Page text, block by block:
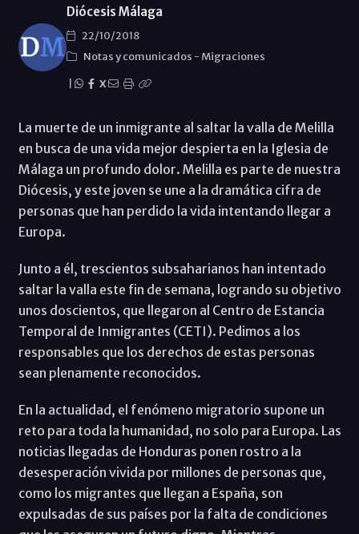
Diócesis Málaga
22/10/2018
Notas y comunicados - Migraciones
X
La muerte de un inmigrante al saltar la valla de Melilla
en busca de una vida mejor despierta en la Iglesia de
Málaga un profundo dolor. Melilla es parte de nuestra
Diócesis, y este joven se une a la dramática cifra de
personas que han perdido la vida intentando llegar a
Europa.
Junto a él, trescientos subsaharianos han intentado
saltar la valla este fin de semana, logrando su objetivo
unos doscientos, que llegaron al Centro de Estancia
Temporal de Inmigrantes (CETI). Pedimos a los
responsables que los derechos de estas personas
sean plenamente reconocidos.
En la actualidad, el fenómeno migratorio supone un
reto para toda la humanidad, no solo para Europa. Las
noticias llegadas de Honduras ponen rostro a la
desesperación vivida por millones de personas que,
como los migrantes que llegan a España, son
expulsadas de sus países por la falta de condiciones